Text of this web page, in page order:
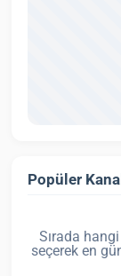
Popüler
Sırada
seçerek en